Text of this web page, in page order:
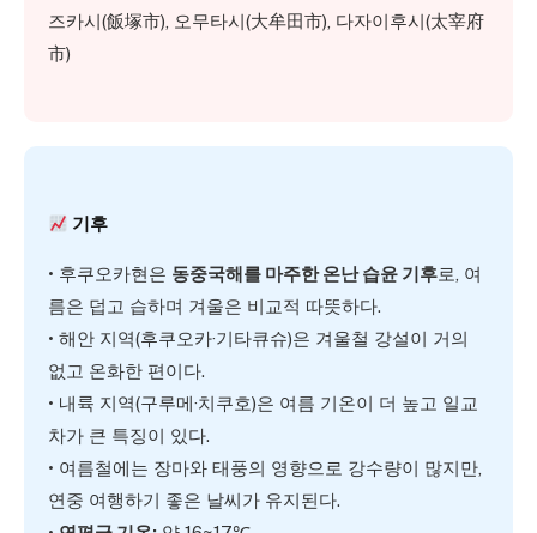
즈카시(飯塚市), 오무타시(大牟田市), 다자이후시(太宰府
市)
기후
• 후쿠오카현은 동중국해를 마주한 온난 습윤 기후로, 여
름은 덥고 습하며 겨울은 비교적 따뜻하다.
• 해안 지역(후쿠오카·기타큐슈)은 겨울철 강설이 거의
없고 온화한 편이다.
• 내륙 지역(구루메·치쿠호)은 여름 기온이 더 높고 일교
차가 큰 특징이 있다.
• 여름철에는 장마와 태풍의 영향으로 강수량이 많지만,
연중 여행하기 좋은 날씨가 유지된다.